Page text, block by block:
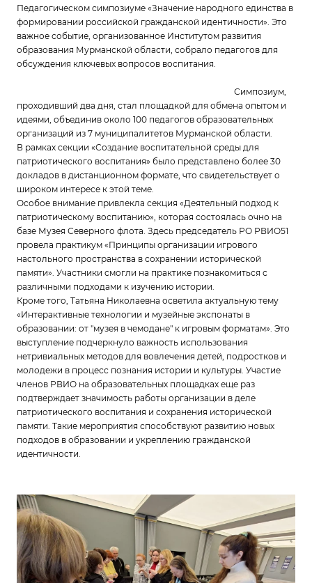
Педагогическом симпозиуме «Значение народного единства в
формировании российской гражданской идентичности». Это
важное событие, организованное Институтом развития
образования Мурманской области, собрало педагогов для
обсуждения ключевых вопросов воспитания.
Симпозиум,
проходивший два дня, стал площадкой для обмена опытом и
идеями, объединив около 100 педагогов образовательных
организаций из 7 муниципалитетов Мурманской области.
В рамках секции «Создание воспитательной среды для
патриотического воспитания» было представлено более 30
докладов в дистанционном формате, что свидетельствует о
широком интересе к этой теме.
Особое внимание привлекла секция «Деятельный подход к
патриотическому воспитанию», которая состоялась очно на
базе Музея Северного флота. Здесь председатель РО РВИО51
провела практикум «Принципы организации игрового
настольного пространства в сохранении исторической
памяти». Участники смогли на практике познакомиться с
различными подходами к изучению истории.
Кроме того, Татьяна Николаевна осветила актуальную тему
«Интерактивные технологии и музейные экспонаты в
образовании: от "музея в чемодане" к игровым форматам». Это
выступление подчеркнуло важность использования
нетривиальных методов для вовлечения детей, подростков и
молодежи в процесс познания истории и культуры. Участие
членов РВИО на образовательных площадках еще раз
подтверждает значимость работы организации в деле
патриотического воспитания и сохранения исторической
памяти. Такие мероприятия способствуют развитию новых
подходов в образовании и укреплению гражданской
идентичности.